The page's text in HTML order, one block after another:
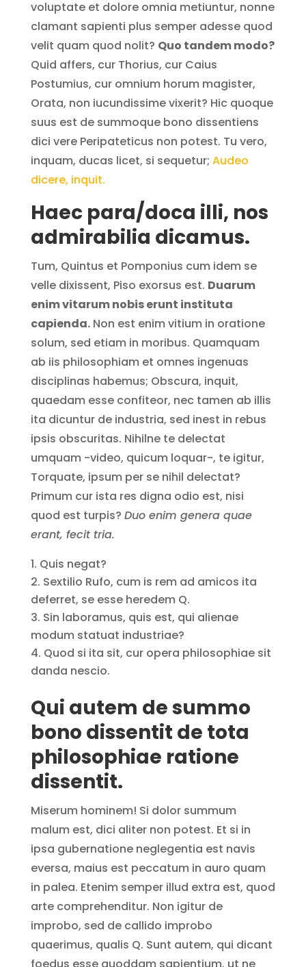
voluptate et dolore omnia metiuntur, nonne
clamant sapienti plus semper adesse quod
velit quam quod nolit? Quo tandem modo?
Quid affers, cur Thorius, cur Caius
Postumius, cur omnium horum magister,
Orata, non iucundissime vixerit? Hic quoque
suus est de summoque bono dissentiens
dici vere Peripateticus non potest. Tu vero,
inquam, ducas licet, si sequetur; Audeo
dicere, inquit.
Haec para/doca illi, nos
admirabilia dicamus.
Tum, Quintus et Pomponius cum idem se
velle dixissent, Piso exorsus est. Duarum
enim vitarum nobis erunt instituta
capienda.Non est enim vitium in oratione
solum, sed etiam in moribus. Quamquam
ab iis philosophiam et omnes ingenuas
disciplinas habemus; Obscura, inquit,
quaedam esse confiteor, nec tamen ab illis
ita dicuntur de industria, sed inest in rebus
ipsis obscuritas. Nihilne te delectat
umquam -video, quicum loquar-, te igitur,
Torquate, ipsum per se nihil delectat?
Primum cur ista res digna odio est, nisi
quod est turpis? Duo enim genera quae
erant, fecit tria.
Quis negat?
Sextilio Rufo, cum is rem ad amicos ita
deferret, se esse heredem Q.
Sin laboramus, quis est, qui alienae
modum statuat industriae?
Quod si ita sit, cur opera philosophiae sit
danda nescio.
Qui autem de summo
bono dissentit de tota
philosophiae ratione
dissentit.
Miserum hominem! Si dolor summum
malum est, dici aliter non potest. Et si in
ipsa gubernatione neglegentia est navis
eversa, maius est peccatum in auro quam
in palea. Etenim semper illud extra est, quod
arte comprehenditur. Non igitur de
improbo, sed de callido improbo
quaerimus, qualis Q. Sunt autem, qui dicant
foedus esse quoddam sapientium, ut ne